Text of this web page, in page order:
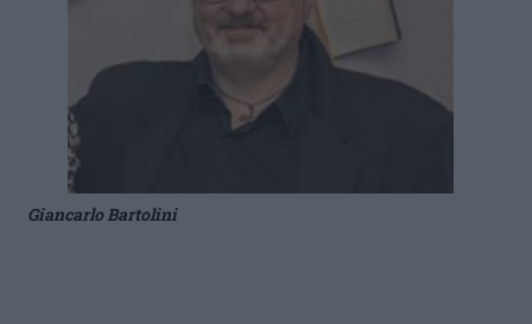
Giancarlo Bartolini